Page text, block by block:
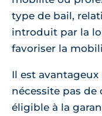
type de bail,
introduit par la
favoriser la
Il est
nécessite pas de
éligible à la